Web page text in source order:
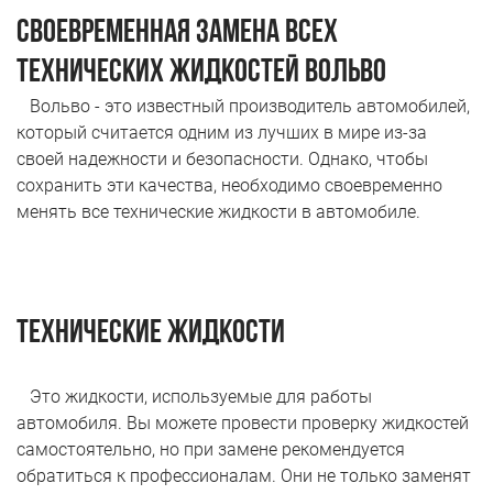
+7 (831) 214-00-50
+7 (967) 711-50-50
СВОЕВРЕМЕННАЯ ЗАМЕНА ВСЕХ
ТЕХНИЧЕСКИХ ЖИДКОСТЕЙ ВОЛЬВО
Вольво - это известный производитель автомобилей,
который считается одним из лучших в мире из-за
своей надежности и безопасности. Однако, чтобы
сохранить эти качества, необходимо своевременно
менять все технические жидкости в автомобиле.
Технические жидкости
Это жидкости, используемые для работы
автомобиля. Вы можете провести проверку жидкостей
самостоятельно, но при замене рекомендуется
обратиться к профессионалам. Они не только заменят